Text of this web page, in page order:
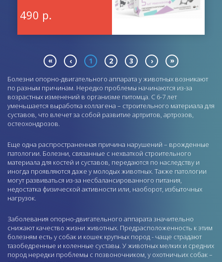
490 р.
« ‹ 1 2 3 › »
Болезни опорно-двигательного аппарата у животных возникают
по разным причинам. Нередко проблемы начинаются из-за
возрастных изменений в организме питомца. С 6-7 лет
уменьшается выработка коллагена – строительного материала для
суставов, что влечет за собой развитие артритов, артрозов,
остеохондрозов.
Еще одна распространенная причина нарушений – врожденные
патологии. Болезни, связанные с нехваткой строительного
материала для костей и суставов, передаются по наследству и
иногда проявляются даже у молодых животных. Также патологии
могут развиваться из-за несбалансированного питания,
недостатка физической активности или, наоборот, избыточных
нагрузок.
Заболевания опорно-двигательного аппарата значительно
снижают качество жизни животных. Предрасположенность к этим
болезням есть у собак и кошек крупных пород - чаще страдают
тазобедренные и коленные суставы. У животных мелких и средних
пород нередки проблемы с позвоночником, у охотничьих собак –